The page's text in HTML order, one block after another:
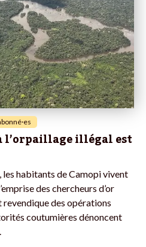
l’orpaillage illégal est
habitants de Camopi vivent
des chercheurs d’or
revendique des opérations
coutumières dénoncent